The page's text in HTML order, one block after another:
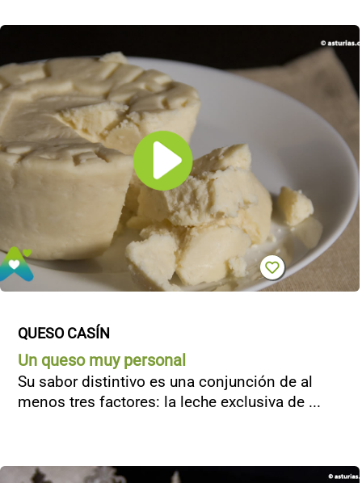
QUESO CASÍN
Un queso muy personal
Su sabor distintivo es una conjunción de al
menos tres factores: la leche exclusiva de ...